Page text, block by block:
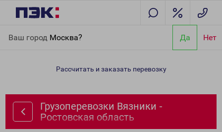
Ваш город Москва? Да Нет
область
Рассчитать и заказать перевозку
Грузоперевозки Вязники -
Ростовская область